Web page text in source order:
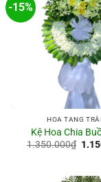
-15%
HOA TANG
Kệ Hoa Chia
1.350.000₫ Giá